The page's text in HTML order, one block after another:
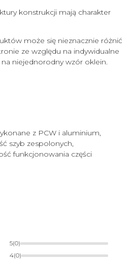
konstrukcji mają charakter
może się nieznacznie różnić
ze względu na indywidualne
niejednorodny wzór oklein.
z PCW i aluminium,
szyb zespolonych,
funkcjonowania części
5(0)
4(0)